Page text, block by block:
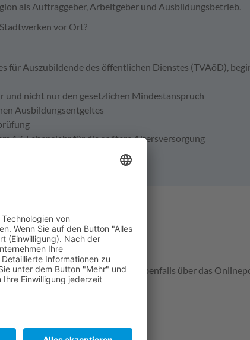
als Auftraggeber, Arbeitgeber und Ausbildungsbetrieb.
vor Ort?
für Auszubildende des öffentlichen Dienstes (TVAöD),
und nicht nur den gesetzlichen Mindestanspruch
Ausbildungsentgeltes
17. Lebensjahr für die spätere Altersversorgung
nach der Ausbildung
"Stadtwerke Ebermannstadt"
d)
möglich; Anfragen hierfür bitte ebenfalls über das
(jeweils m/w/d) an